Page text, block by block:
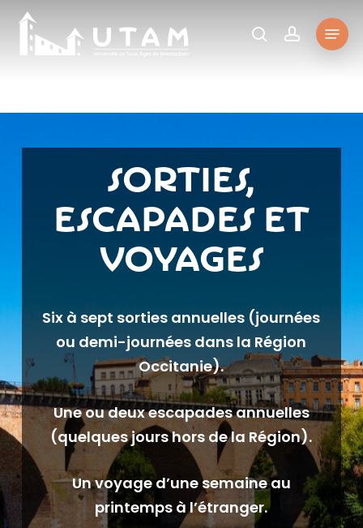
Skip
rechercher
account
Menu
Sorties,
escapades et
voyages
Six à sept sorties annuelles (journées
ou demi-journées dans la Région
Occitanie).
Une ou deux escapades annuelles
(quelques jours hors de la Région).
Un voyage d’une semaine au
printemps à l’étranger.